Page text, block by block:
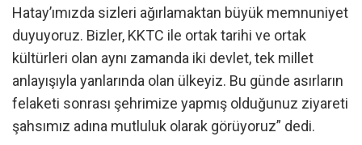
Hatay’ımızda sizleri ağırlamaktan büyük memnuniyet
duyuyoruz. Bizler, KKTC ile ortak tarihi ve ortak
kültürleri olan aynı zamanda iki devlet, tek millet
anlayışıyla yanlarında olan ülkeyiz. Bu günde asırların
felaketi sonrası şehrimize yapmış olduğunuz ziyareti
şahsımız adına mutluluk olarak görüyoruz” dedi.